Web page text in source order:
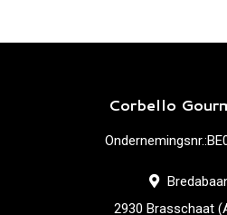
Corbello
2930 Brasschaat